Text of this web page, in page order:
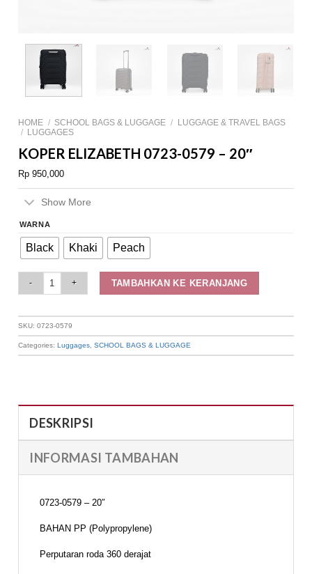
HOME / SCHOOL BAGS & LUGGAGE /
LUGGAGE & TRAVEL BAGS
/ LUGGAGES
KOPER ELIZABETH 0723-0579 – 20″
Rp 950,000
Show More
WARNA
Black Khaki Peach
TAMBAHKAN KE KERANJANG
SKU:0723-0579
Categories:Luggages ,SCHOOL BAGS & LUGGAGE
DESKRIPSI
INFORMASI TAMBAHAN
0723-0579 – 20″
BAHAN PP (Polypropylene)
Perputaran roda 360 derajat